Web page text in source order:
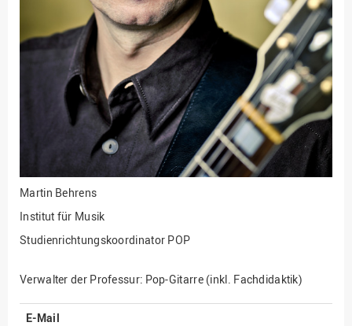
Gleichstellungsbüro
Hochschulleitung
Hochschulplanung/-
strategie
Innenrevision
Institut für Musik
IT Service Center
Kommunikation und
Personal
Personalentwicklung
Martin Behrens
Institut für Musik
Studienrichtungskoordinator POP
Verwalter der Professur: Pop-Gitarre (inkl. Fachdidaktik)
E-Mail